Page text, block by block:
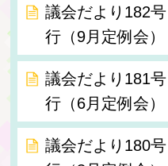
議会だより182
行（9月定例会）
議会だより181
行（6月定例会）
議会だより180